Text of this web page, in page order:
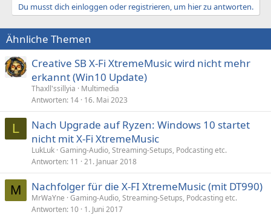
Du musst dich einloggen oder registrieren, um hier zu antworten.
Ähnliche Themen
Creative SB X-Fi XtremeMusic wird nicht mehr
erkannt (Win10 Update)
Thaxll'ssillyia
Multimedia
Antworten 14 16. Mai 2023
L
Nach Upgrade auf Ryzen: Windows 10 startet
nicht mit X-Fi XtremeMusic
LukLuk Gaming-Audio, Streaming-Setups, Podcasting etc.
Antworten 11 21. Januar 2018
M Nachfolger für die X-FI XtremeMusic (mit DT990)
MrWaYne Gaming-Audio, Streaming-Setups, Podcasting etc.
Antworten 10 1. Juni 2017